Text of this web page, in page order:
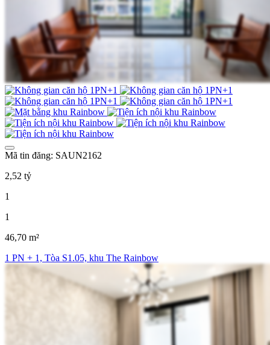
Mã tin đăng: SAUN2162
2,52 tỷ
1
1
46,70 m²
1 PN + 1, Tòa S1.05, khu The Rainbow